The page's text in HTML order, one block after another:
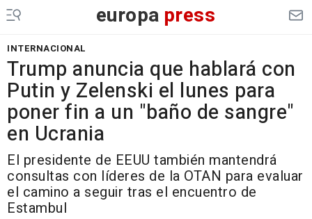
europa press
INTERNACIONAL
Trump anuncia que hablará con
Putin y Zelenski el lunes para
poner fin a un "baño de sangre"
en Ucrania
El presidente de EEUU también mantendrá
consultas con líderes de la OTAN para evaluar
el camino a seguir tras el encuentro de
Estambul